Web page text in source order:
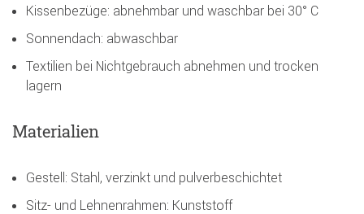
Kissenbezüge: abnehmbar und waschbar bei 30° C
Sonnendach: abwaschbar
Textilien bei Nichtgebrauch abnehmen und trocken
lagern
Materialien
Gestell: Stahl, verzinkt und pulverbeschichtet
Sitz- und Lehnenrahmen: Kunststoff